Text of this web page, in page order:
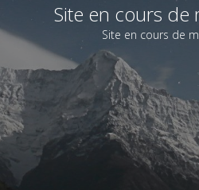
Site en cours de
Site en cours de